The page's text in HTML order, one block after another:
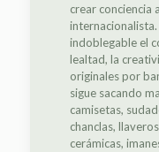
crear conciencia
indoblegable el
lealtad, la
originales por
sigue sacando
camisetas,
chanclas,
cerámicas,